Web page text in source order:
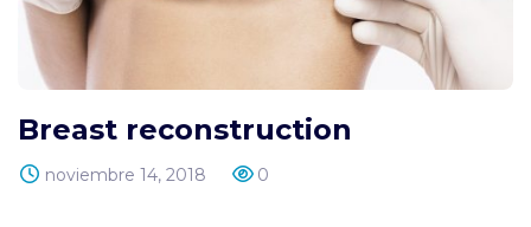
Breast reconstruction
noviembre 14, 2018 0